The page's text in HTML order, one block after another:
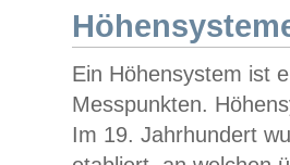
Ein Höhensystem ist
Messpunkten.
Im 19. Jahrhundert